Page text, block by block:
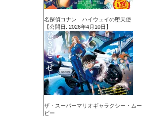
名探偵コナン ハイウェイの堕天使
【公開日: 2026年4月10日】
ザ・スーパーマリオギャラクシー・ムー
ビー